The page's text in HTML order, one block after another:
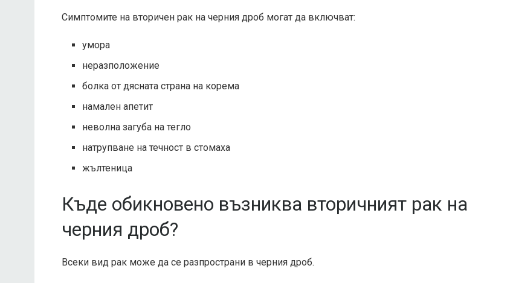
Симптомите на вторичен рак на черния дроб могат да включват:
умора
неразположение
болка от дясната страна на корема
намален апетит
неволна загуба на тегло
натрупване на течност в стомаха
жълтеница
Къде обикновено възниква вторичният рак на
черния дроб?
Всеки вид рак може да се разпространи в черния дроб.